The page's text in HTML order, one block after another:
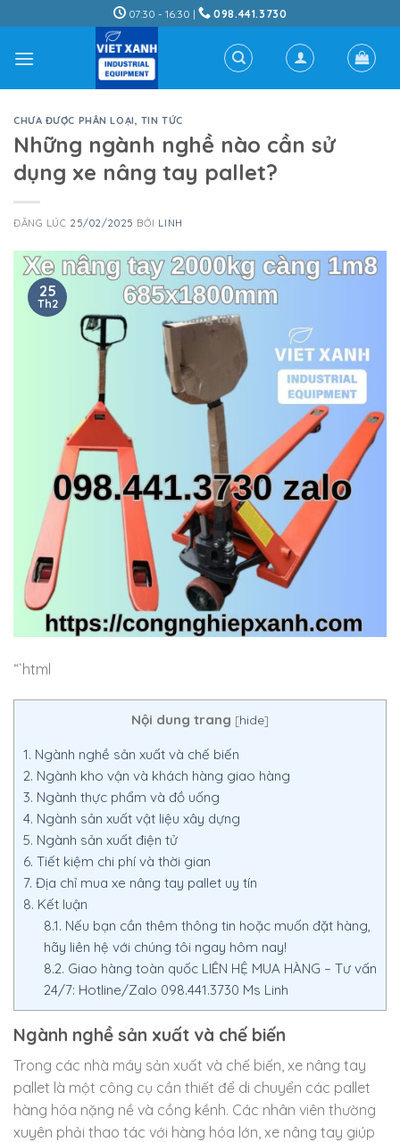
to
content
07:30 - 16:30 | 098.441.3730
CHƯA ĐƯỢC PHÂN LOẠI, TIN TỨC
Những ngành nghề nào cần sử
dụng xe nâng tay pallet?
ĐĂNG LÚC 25/02/2025 BỞI LINH
25
Th2
“`html
Nội dung trang [hide]
1. Ngành nghề sản xuất và chế biến
2. Ngành kho vận và khách hàng giao hàng
3. Ngành thực phẩm và đồ uống
4. Ngành sản xuất vật liệu xây dựng
5. Ngành sản xuất điện tử
6. Tiết kiệm chi phí và thời gian
7. Địa chỉ mua xe nâng tay pallet uy tín
8. Kết luận
8.1. Nếu bạn cần thêm thông tin hoặc muốn đặt hàng,
hãy liên hệ với chúng tôi ngay hôm nay!
8.2. Giao hàng toàn quốc LIÊN HỆ MUA HÀNG – Tư vấn
24/7: Hotline/Zalo 098.441.3730 Ms Linh
Ngành nghề sản xuất và chế biến
Trong các nhà máy sản xuất và chế biến, xe nâng tay
pallet là một công cụ cần thiết để di chuyển các pallet
hàng hóa nặng nề và cồng kềnh. Các nhân viên thường
xuyên phải thao tác với hàng hóa lớn, xe nâng tay giúp